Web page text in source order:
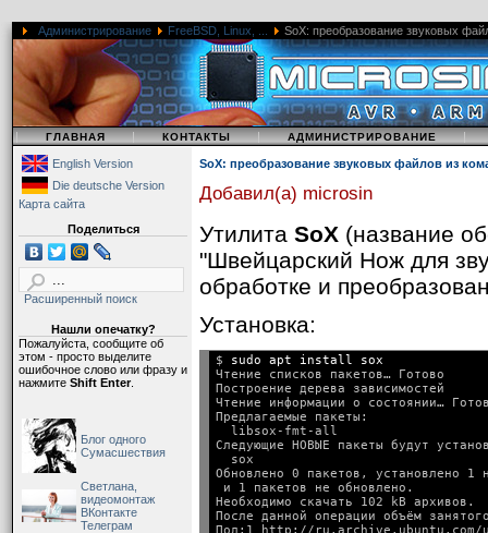
Администрирование FreeBSD, Linux, ... SoX: преобразование звуковых
| ГЛАВНАЯ | КОНТАКТЫ | АДМИНИСТРИРОВАНИЕ |
English Version
Die deutsche Version
Карта сайта
Поделиться
Расширенный поиск
Нашли опечатку?
Пожалуйста, сообщите об
этом - просто выделите
ошибочное слово или фразу и
нажмите Shift Enter.
Блог одного
Сумасшествия
Светлана,
видеомонтаж
ВКонтакте
Телеграм
SoX: преобразование звуковых файлов из
Добавил(а) microsin
Утилита SoX (название
"Швейцарский Нож для
обработке и
Установка:
$ sudo apt install sox
Чтение списков пакетов… Готово
Построение дерева
Чтение информации о состоянии…
Предлагаемые пакеты:
  libsox-fmt-all
Следующие НОВЫЕ пакеты будут
  sox
Обновлено 0 пакетов, установлено 1
и 1 пакетов не обновлено.
Необходимо скачать 102 kB архивов.
После данной операции объём